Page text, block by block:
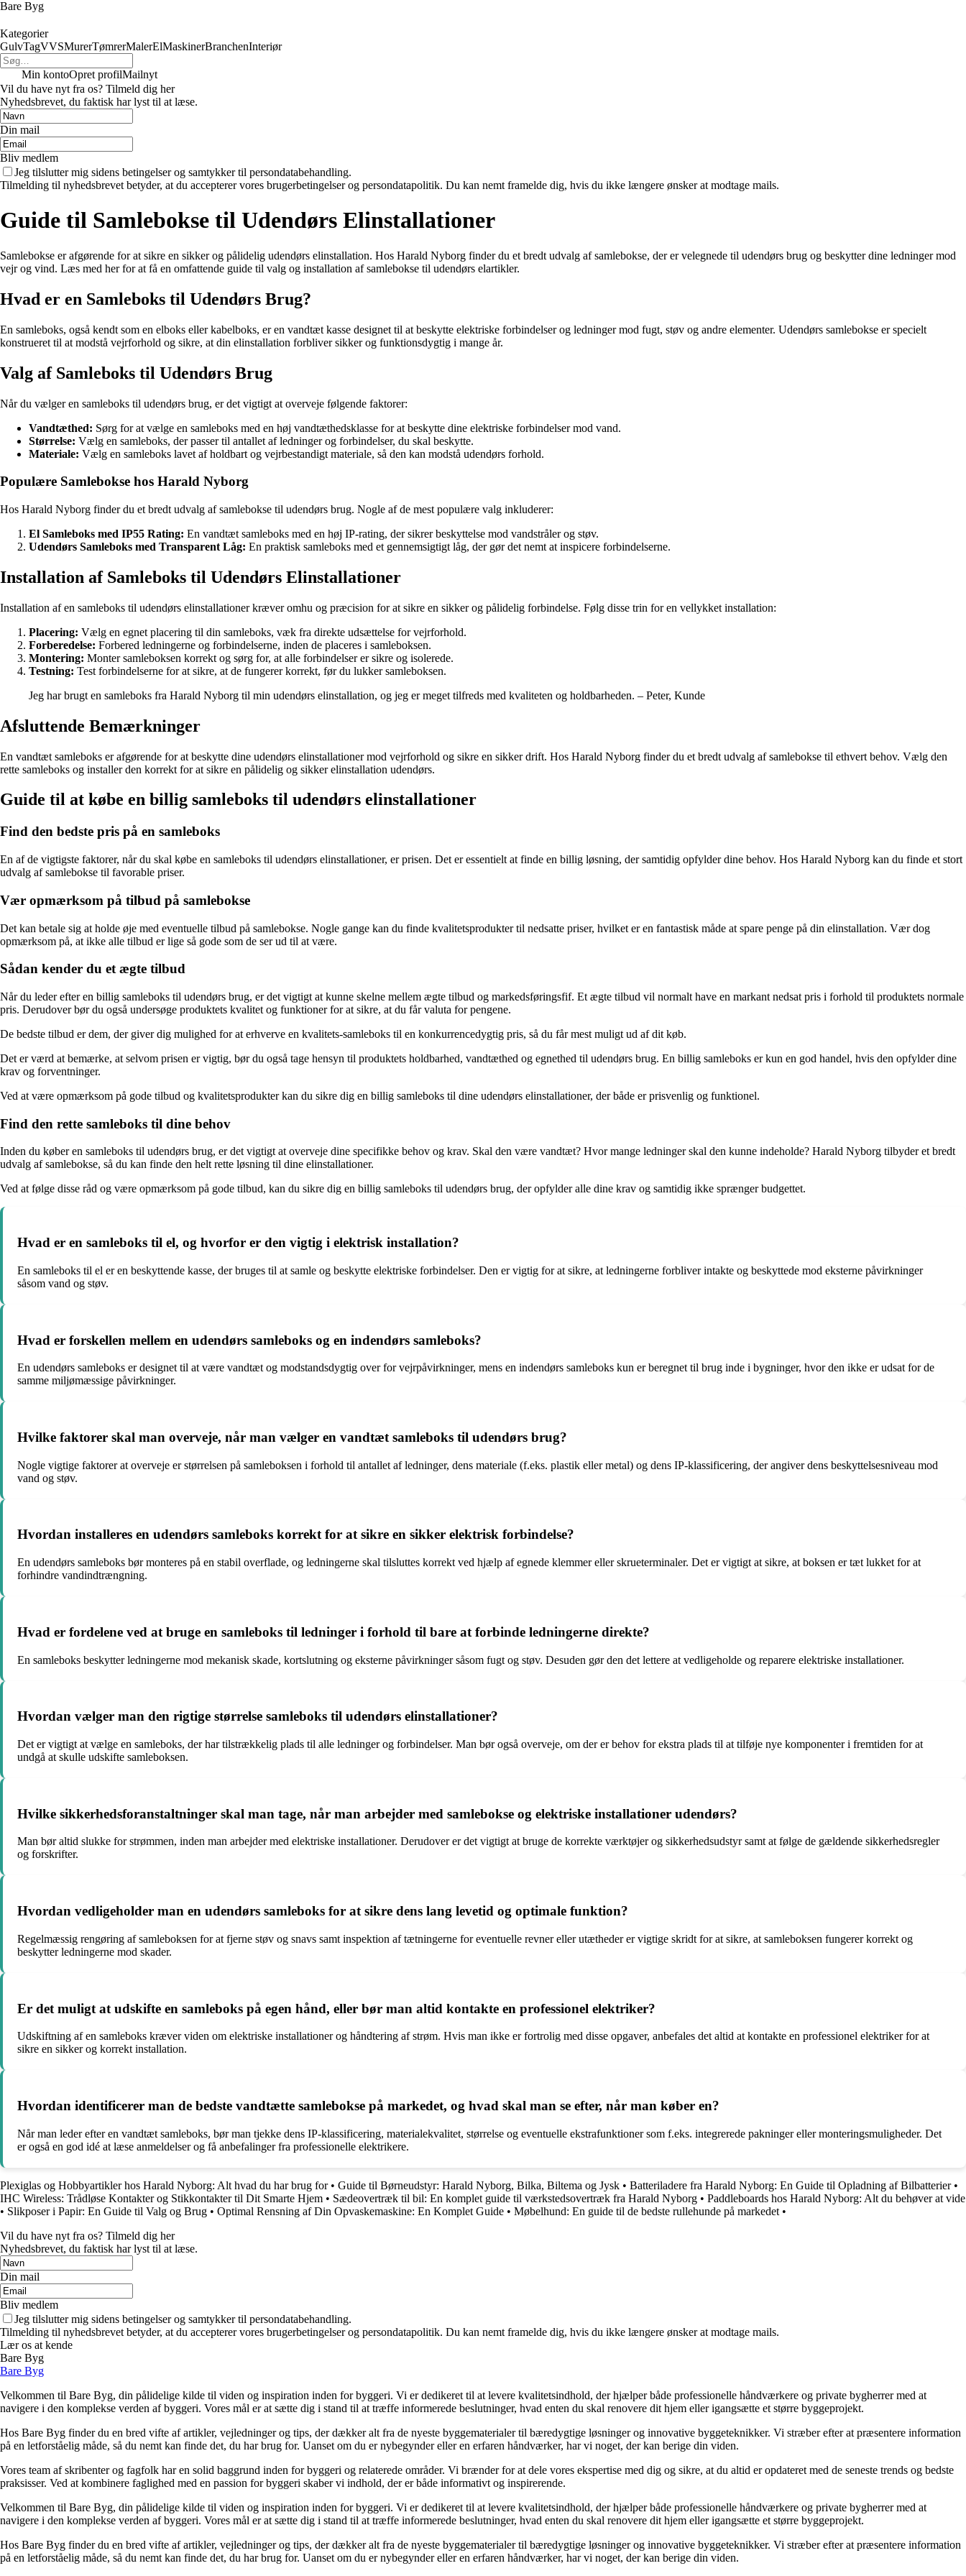
Bare Byg
Kategorier
GulvTagVVSMurerTømrerMalerElMaskinerBranchenInteriør
Min kontoOpret profilMailnyt
Vil du have nyt fra os? Tilmeld dig her
Nyhedsbrevet, du faktisk har lyst til at læse.
Din mail
Bliv medlem
Jeg tilslutter mig sidens betingelser og samtykker til persondatabehandling.
Tilmelding til nyhedsbrevet betyder, at du accepterer vores brugerbetingelser og persondatapolitik. Du kan nemt framelde dig, hvis du ikke længere ønsker at modtage mails.
Guide til Samlebokse til Udendørs Elinstallationer
Samlebokse er afgørende for at sikre en sikker og pålidelig udendørs elinstallation. Hos Harald Nyborg finder du et bredt udvalg af samlebokse, der er velegnede til udendørs brug og beskytter dine ledninger mod
vejr og vind. Læs med her for at få en omfattende guide til valg og installation af samlebokse til udendørs elartikler.
Hvad er en Samleboks til Udendørs Brug?
En samleboks, også kendt som en elboks eller kabelboks, er en vandtæt kasse designet til at beskytte elektriske forbindelser og ledninger mod fugt, støv og andre elementer. Udendørs samlebokse er specielt
konstrueret til at modstå vejrforhold og sikre, at din elinstallation forbliver sikker og funktionsdygtig i mange år.
Valg af Samleboks til Udendørs Brug
Når du vælger en samleboks til udendørs brug, er det vigtigt at overveje følgende faktorer:
Vandtæthed: Sørg for at vælge en samleboks med en høj vandtæthedsklasse for at beskytte dine elektriske forbindelser mod vand.
Størrelse: Vælg en samleboks, der passer til antallet af ledninger og forbindelser, du skal beskytte.
Materiale: Vælg en samleboks lavet af holdbart og vejrbestandigt materiale, så den kan modstå udendørs forhold.
Populære Samlebokse hos Harald Nyborg
Hos Harald Nyborg finder du et bredt udvalg af samlebokse til udendørs brug. Nogle af de mest populære valg inkluderer:
El Samleboks med IP55 Rating: En vandtæt samleboks med en høj IP-rating, der sikrer beskyttelse mod vandstråler og støv.
Udendørs Samleboks med Transparent Låg: En praktisk samleboks med et gennemsigtigt låg, der gør det nemt at inspicere forbindelserne.
Installation af Samleboks til Udendørs Elinstallationer
Installation af en samleboks til udendørs elinstallationer kræver omhu og præcision for at sikre en sikker og pålidelig forbindelse. Følg disse trin for en vellykket installation:
Placering: Vælg en egnet placering til din samleboks, væk fra direkte udsættelse for vejrforhold.
Forberedelse: Forbered ledningerne og forbindelserne, inden de placeres i samleboksen.
Montering: Monter samleboksen korrekt og sørg for, at alle forbindelser er sikre og isolerede.
Testning: Test forbindelserne for at sikre, at de fungerer korrekt, før du lukker samleboksen.
Jeg har brugt en samleboks fra Harald Nyborg til min udendørs elinstallation, og jeg er meget tilfreds med kvaliteten og holdbarheden. – Peter, Kunde
Afsluttende Bemærkninger
En vandtæt samleboks er afgørende for at beskytte dine udendørs elinstallationer mod vejrforhold og sikre en sikker drift. Hos Harald Nyborg finder du et bredt udvalg af samlebokse til ethvert behov. Vælg den
rette samleboks og installer den korrekt for at sikre en pålidelig og sikker elinstallation udendørs.
Guide til at købe en billig samleboks til udendørs elinstallationer
Find den bedste pris på en samleboks
En af de vigtigste faktorer, når du skal købe en samleboks til udendørs elinstallationer, er prisen. Det er essentielt at finde en billig løsning, der samtidig opfylder dine behov. Hos Harald Nyborg kan du finde et stort
udvalg af samlebokse til favorable priser.
Vær opmærksom på tilbud på samlebokse
Det kan betale sig at holde øje med eventuelle tilbud på samlebokse. Nogle gange kan du finde kvalitetsprodukter til nedsatte priser, hvilket er en fantastisk måde at spare penge på din elinstallation. Vær dog
opmærksom på, at ikke alle tilbud er lige så gode som de ser ud til at være.
Sådan kender du et ægte tilbud
Når du leder efter en billig samleboks til udendørs brug, er det vigtigt at kunne skelne mellem ægte tilbud og markedsføringsfif. Et ægte tilbud vil normalt have en markant nedsat pris i forhold til produktets normale
pris. Derudover bør du også undersøge produktets kvalitet og funktioner for at sikre, at du får valuta for pengene.
De bedste tilbud er dem, der giver dig mulighed for at erhverve en kvalitets-samleboks til en konkurrencedygtig pris, så du får mest muligt ud af dit køb.
Det er værd at bemærke, at selvom prisen er vigtig, bør du også tage hensyn til produktets holdbarhed, vandtæthed og egnethed til udendørs brug. En billig samleboks er kun en god handel, hvis den opfylder dine
krav og forventninger.
Ved at være opmærksom på gode tilbud og kvalitetsprodukter kan du sikre dig en billig samleboks til dine udendørs elinstallationer, der både er prisvenlig og funktionel.
Find den rette samleboks til dine behov
Inden du køber en samleboks til udendørs brug, er det vigtigt at overveje dine specifikke behov og krav. Skal den være vandtæt? Hvor mange ledninger skal den kunne indeholde? Harald Nyborg tilbyder et bredt
udvalg af samlebokse, så du kan finde den helt rette løsning til dine elinstallationer.
Ved at følge disse råd og være opmærksom på gode tilbud, kan du sikre dig en billig samleboks til udendørs brug, der opfylder alle dine krav og samtidig ikke sprænger budgettet.
Hvad er en samleboks til el, og hvorfor er den vigtig i elektrisk installation?
En samleboks til el er en beskyttende kasse, der bruges til at samle og beskytte elektriske forbindelser. Den er vigtig for at sikre, at ledningerne forbliver intakte og beskyttede mod eksterne påvirkninger
såsom vand og støv.
Hvad er forskellen mellem en udendørs samleboks og en indendørs samleboks?
En udendørs samleboks er designet til at være vandtæt og modstandsdygtig over for vejrpåvirkninger, mens en indendørs samleboks kun er beregnet til brug inde i bygninger, hvor den ikke er udsat for de
samme miljømæssige påvirkninger.
Hvilke faktorer skal man overveje, når man vælger en vandtæt samleboks til udendørs brug?
Nogle vigtige faktorer at overveje er størrelsen på samleboksen i forhold til antallet af ledninger, dens materiale (f.eks. plastik eller metal) og dens IP-klassificering, der angiver dens beskyttelsesniveau mod
vand og støv.
Hvordan installeres en udendørs samleboks korrekt for at sikre en sikker elektrisk forbindelse?
En udendørs samleboks bør monteres på en stabil overflade, og ledningerne skal tilsluttes korrekt ved hjælp af egnede klemmer eller skrueterminaler. Det er vigtigt at sikre, at boksen er tæt lukket for at
forhindre vandindtrængning.
Hvad er fordelene ved at bruge en samleboks til ledninger i forhold til bare at forbinde ledningerne direkte?
En samleboks beskytter ledningerne mod mekanisk skade, kortslutning og eksterne påvirkninger såsom fugt og støv. Desuden gør den det lettere at vedligeholde og reparere elektriske installationer.
Hvordan vælger man den rigtige størrelse samleboks til udendørs elinstallationer?
Det er vigtigt at vælge en samleboks, der har tilstrækkelig plads til alle ledninger og forbindelser. Man bør også overveje, om der er behov for ekstra plads til at tilføje nye komponenter i fremtiden for at
undgå at skulle udskifte samleboksen.
Hvilke sikkerhedsforanstaltninger skal man tage, når man arbejder med samlebokse og elektriske installationer udendørs?
Man bør altid slukke for strømmen, inden man arbejder med elektriske installationer. Derudover er det vigtigt at bruge de korrekte værktøjer og sikkerhedsudstyr samt at følge de gældende sikkerhedsregler
og forskrifter.
Hvordan vedligeholder man en udendørs samleboks for at sikre dens lang levetid og optimale funktion?
Regelmæssig rengøring af samleboksen for at fjerne støv og snavs samt inspektion af tætningerne for eventuelle revner eller utætheder er vigtige skridt for at sikre, at samleboksen fungerer korrekt og
beskytter ledningerne mod skader.
Er det muligt at udskifte en samleboks på egen hånd, eller bør man altid kontakte en professionel elektriker?
Udskiftning af en samleboks kræver viden om elektriske installationer og håndtering af strøm. Hvis man ikke er fortrolig med disse opgaver, anbefales det altid at kontakte en professionel elektriker for at
sikre en sikker og korrekt installation.
Hvordan identificerer man de bedste vandtætte samlebokse på markedet, og hvad skal man se efter, når man køber en?
Når man leder efter en vandtæt samleboks, bør man tjekke dens IP-klassificering, materialekvalitet, størrelse og eventuelle ekstrafunktioner som f.eks. integrerede pakninger eller monteringsmuligheder. Det
er også en god idé at læse anmeldelser og få anbefalinger fra professionelle elektrikere.
Plexiglas og Hobbyartikler hos Harald Nyborg: Alt hvad du har brug for• Guide til Børneudstyr: Harald Nyborg, Bilka, Biltema og Jysk • Batteriladere fra Harald Nyborg: En Guide til Opladning af Bilbatterier•
IHC Wireless: Trådløse Kontakter og Stikkontakter til Dit Smarte Hjem • Sædeovertræk til bil: En komplet guide til værkstedsovertræk fra Harald Nyborg • Paddleboards hos Harald Nyborg: Alt du behøver at vide
• Slikposer i Papir: En Guide til Valg og Brug • Optimal Rensning af Din Opvaskemaskine: En Komplet Guide • Møbelhund: En guide til de bedste rullehunde på markedet •
Vil du have nyt fra os? Tilmeld dig her
Nyhedsbrevet, du faktisk har lyst til at læse.
Din mail
Bliv medlem
Jeg tilslutter mig sidens betingelser og samtykker til persondatabehandling.
Tilmelding til nyhedsbrevet betyder, at du accepterer vores brugerbetingelser og persondatapolitik. Du kan nemt framelde dig, hvis du ikke længere ønsker at modtage mails.
Lær os at kende
Bare Byg
Bare Byg
Velkommen til Bare Byg, din pålidelige kilde til viden og inspiration inden for byggeri. Vi er dedikeret til at levere kvalitetsindhold, der hjælper både professionelle håndværkere og private bygherrer med at
navigere i den komplekse verden af byggeri. Vores mål er at sætte dig i stand til at træffe informerede beslutninger, hvad enten du skal renovere dit hjem eller igangsætte et større byggeprojekt.
Hos Bare Byg finder du en bred vifte af artikler, vejledninger og tips, der dækker alt fra de nyeste byggematerialer til bæredygtige løsninger og innovative byggeteknikker. Vi stræber efter at præsentere information
på en letforståelig måde, så du nemt kan finde det, du har brug for. Uanset om du er nybegynder eller en erfaren håndværker, har vi noget, der kan berige din viden.
Vores team af skribenter og fagfolk har en solid baggrund inden for byggeri og relaterede områder. Vi brænder for at dele vores ekspertise med dig og sikre, at du altid er opdateret med de seneste trends og bedste
praksisser. Ved at kombinere faglighed med en passion for byggeri skaber vi indhold, der er både informativt og inspirerende.
Velkommen til Bare Byg, din pålidelige kilde til viden og inspiration inden for byggeri. Vi er dedikeret til at levere kvalitetsindhold, der hjælper både professionelle håndværkere og private bygherrer med at
navigere i den komplekse verden af byggeri. Vores mål er at sætte dig i stand til at træffe informerede beslutninger, hvad enten du skal renovere dit hjem eller igangsætte et større byggeprojekt.
Hos Bare Byg finder du en bred vifte af artikler, vejledninger og tips, der dækker alt fra de nyeste byggematerialer til bæredygtige løsninger og innovative byggeteknikker. Vi stræber efter at præsentere information
på en letforståelig måde, så du nemt kan finde det, du har brug for. Uanset om du er nybegynder eller en erfaren håndværker, har vi noget, der kan berige din viden.